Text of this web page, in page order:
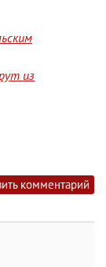
из
комментарий